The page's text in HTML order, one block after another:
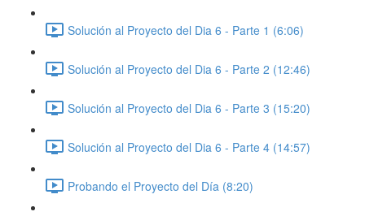
Solución al Proyecto del Dia 6 - Parte 1 (6:06)
Solución al Proyecto del Dia 6 - Parte 2 (12:46)
Solución al Proyecto del Dia 6 - Parte 3 (15:20)
Solución al Proyecto del Dia 6 - Parte 4 (14:57)
Probando el Proyecto del Día (8:20)